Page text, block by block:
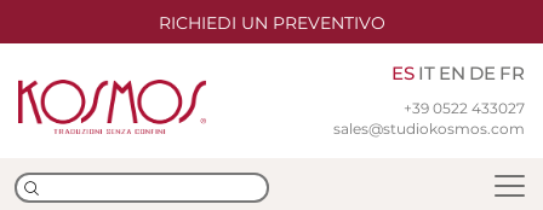
RICHIEDI UN PREVENTIVO
+39 0522 433027
sales@studiokosmos.com
ES IT EN DE FR